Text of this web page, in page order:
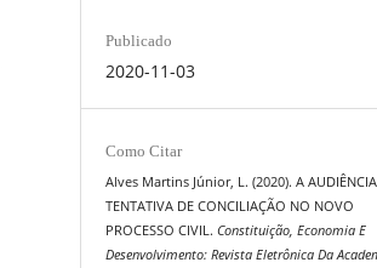
Publicado
2020-11-03
Como Citar
Alves Martins Júnior, L. (2020). A
TENTATIVA DE CONCILIAÇÃO NO NOVO
PROCESSO CIVIL.Constituição, Economia E
Desenvolvimento: Revista Eletrônica Da